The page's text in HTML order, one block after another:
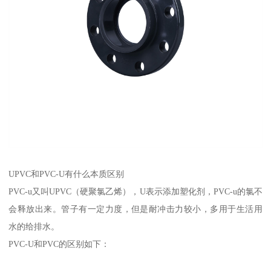
UPVC和PVC-U有什么本质区别
PVC-u又叫UPVC（硬聚氯乙烯），U表示添加塑化剂，PVC-u的氯不
会释放出来。管子有一定力度，但是耐冲击力较小，多用于生活用
水的给排水。
PVC-U和PVC的区别如下：